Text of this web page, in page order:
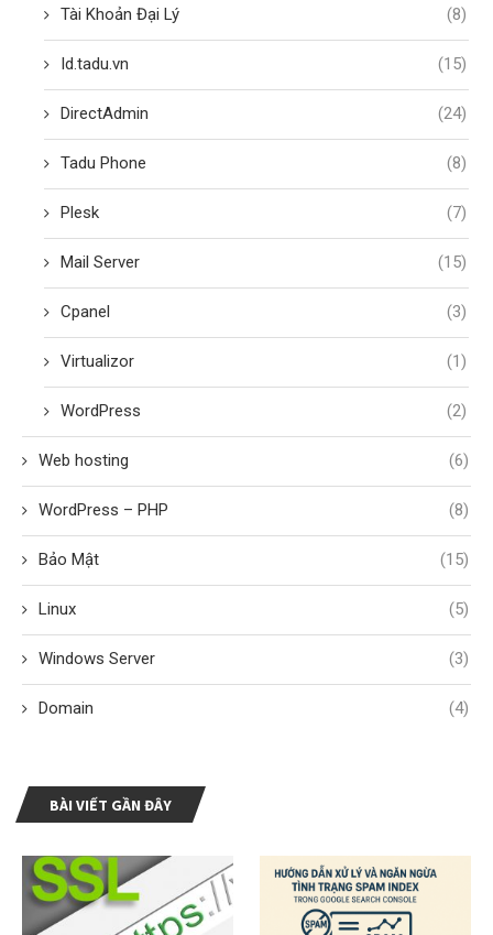
Tài Khoản Đại Lý (8)
Id.tadu.vn (15)
DirectAdmin (24)
Tadu Phone (8)
Plesk (7)
Mail Server (15)
Cpanel (3)
Virtualizor (1)
WordPress (2)
Web hosting (6)
WordPress – PHP (8)
Bảo Mật (15)
Linux (5)
Windows Server (3)
Domain (4)
BÀI VIẾT GẦN ĐÂY